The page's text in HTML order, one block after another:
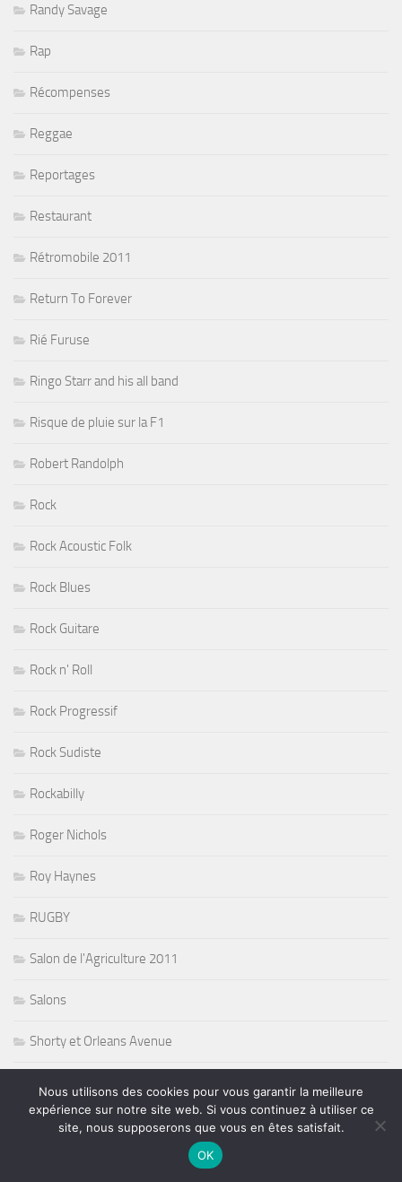
Randy Savage
Rap
Récompenses
Reggae
Reportages
Restaurant
Rétromobile 2011
Return To Forever
Rié Furuse
Ringo Starr and his all band
Risque de pluie sur la F1
Robert Randolph
Rock
Rock Acoustic Folk
Rock Blues
Rock Guitare
Rock n' Roll
Rock Progressif
Rock Sudiste
Rockabilly
Roger Nichols
Roy Haynes
RUGBY
Salon de l'Agriculture 2011
Salons
Shorty et Orleans Avenue
SLAM
Nous utilisons des cookies pour vous garantir la meilleure
expérience sur notre site web. Si vous continuez à utiliser ce
site, nous supposerons que vous en êtes satisfait.
OK